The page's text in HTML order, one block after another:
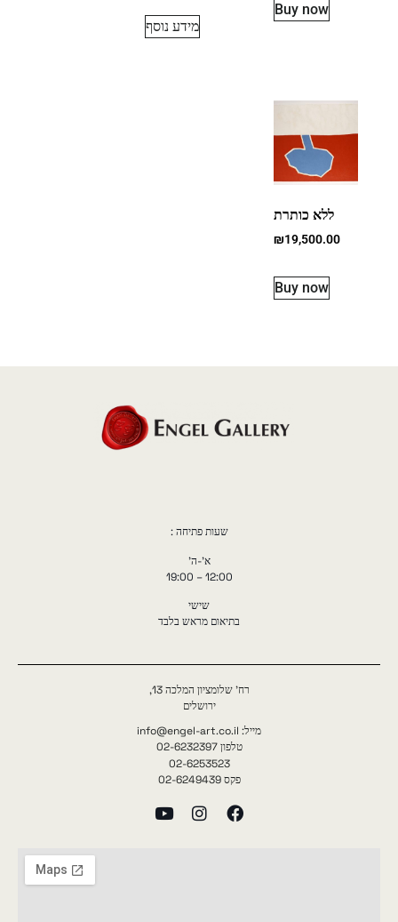
Buy now
מידע נוסף
ללא כותרת
₪19,500.00
Buy now
שעות פתיחה :
א'-ה'
12:00 – 19:00
שישי
בתיאום מראש בלבד
רח' שלומציון המלכה 13,
ירושלים
מייל: info@engel-art.co.il
טלפון 02-6232397
02-6253523
פקס 02-6249439